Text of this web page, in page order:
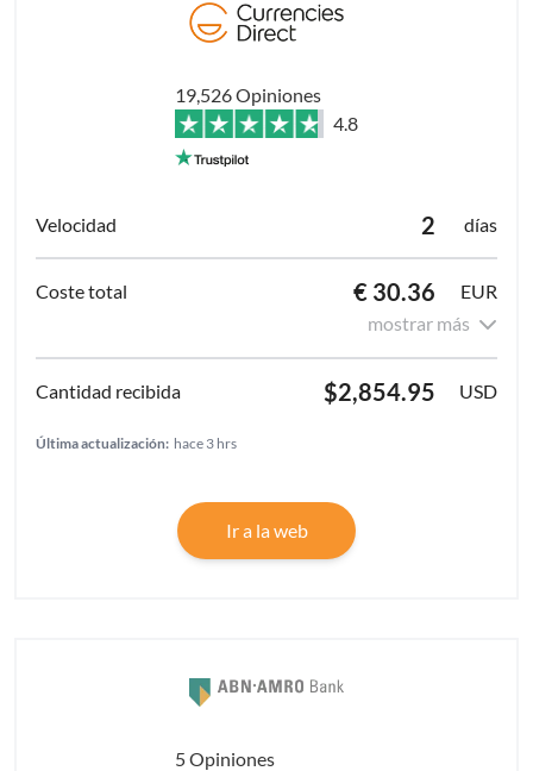
19,526 Opiniones
4.8
2 días
€ 30.36
EUR
mostrar más
$2,854.95 USD
Última actualización: hace 3 hrs
Ir a la web
5 Opiniones